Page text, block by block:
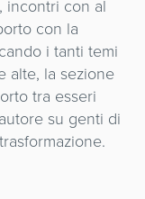
incontri con al
con la
i tanti temi
alte, la sezione
tra esseri
su genti di